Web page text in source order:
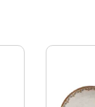
essenciais
ajudam a
o seu